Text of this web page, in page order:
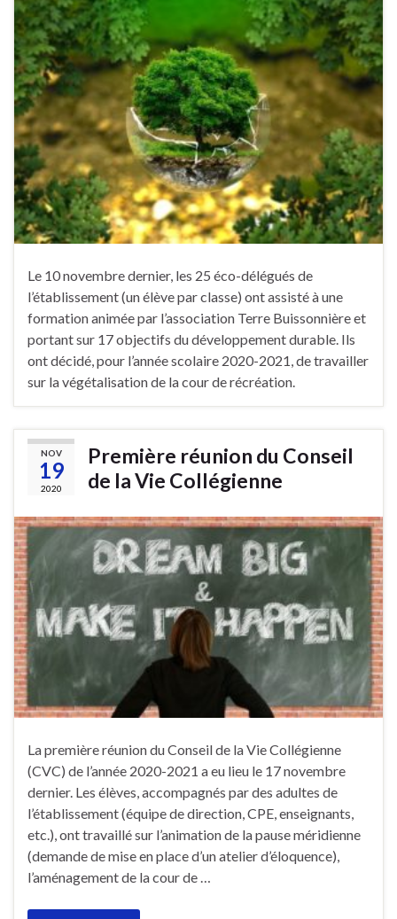
Le 10 novembre dernier, les 25 éco-délégués de
l’établissement (un élève par classe) ont assisté à une
formation animée par l’association Terre Buissonnière et
portant sur 17 objectifs du développement durable. Ils
ont décidé, pour l’année scolaire 2020-2021, de travailler
sur la végétalisation de la cour de récréation.
NOV
19
2020
Première réunion du Conseil
de la Vie Collégienne
La première réunion du Conseil de la Vie Collégienne
(CVC) de l’année 2020-2021 a eu lieu le 17 novembre
dernier. Les élèves, accompagnés par des adultes de
l’établissement (équipe de direction, CPE, enseignants,
etc.), ont travaillé sur l’animation de la pause méridienne
(demande de mise en place d’un atelier d’éloquence),
l’aménagement de la cour de …